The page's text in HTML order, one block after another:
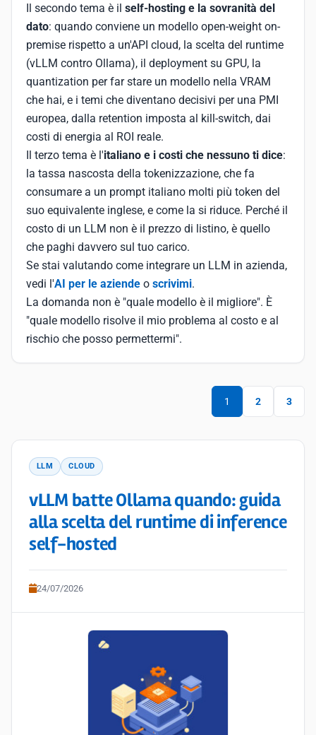
Il secondo tema è il self-hosting e la sovranità del
dato: quando conviene un modello open-weight on-
premise rispetto a un'API cloud, la scelta del runtime
(vLLM contro Ollama), il deployment su GPU, la
quantization per far stare un modello nella VRAM
che hai, e i temi che diventano decisivi per una PMI
europea, dalla retention imposta al kill-switch, dai
costi di energia al ROI reale.
Il terzo tema è l'italiano e i costi che nessuno ti dice:
la tassa nascosta della tokenizzazione, che fa
consumare a un prompt italiano molti più token del
suo equivalente inglese, e come la si riduce. Perché il
costo di un LLM non è il prezzo di listino, è quello
che paghi davvero sul tuo carico.
Se stai valutando come integrare un LLM in azienda,
vedi l'AI per le aziende o scrivimi.
La domanda non è "quale modello è il migliore". È
"quale modello risolve il mio problema al costo e al
rischio che posso permettermi".
1 2 3
LLM CLOUD
vLLM batte Ollama quando: guida
alla scelta del runtime di inference
self-hosted
24/07/2026